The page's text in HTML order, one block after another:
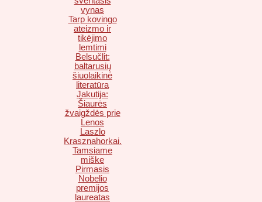
vynas
Tarp kovingo
ateizmo ir
tikėjimo
lemtimi
Belsučlit:
baltarusių
šiuolaikinė
literatūra
Jakutija:
Šiaurės
žvaigždės prie
Lenos
Laszlo
Krasznahorkai.
Tamsiame
miške
Pirmasis
Nobelio
premijos
laureatas